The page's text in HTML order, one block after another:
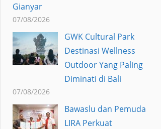
Gianyar
07/08/2026
GWK Cultural Park
Destinasi Wellness
Outdoor Yang Paling
Diminati di Bali
07/08/2026
Bawaslu dan Pemuda
LIRA Perkuat